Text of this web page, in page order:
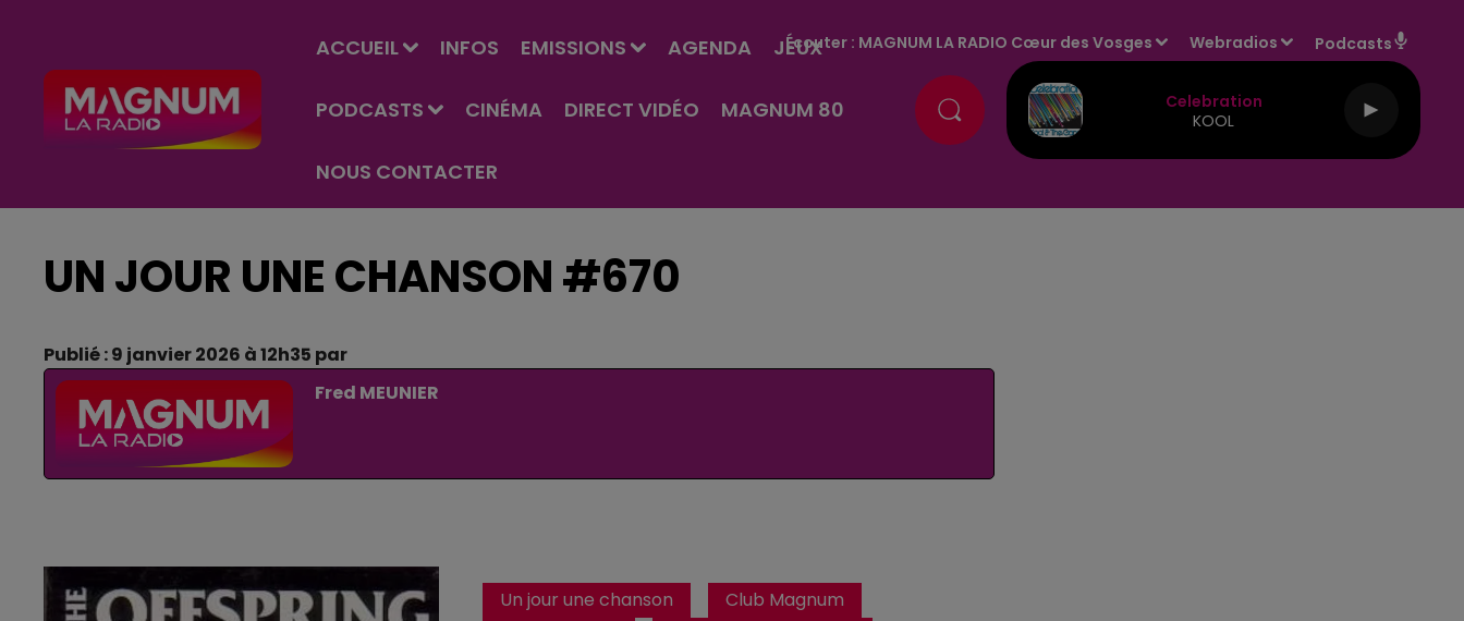
ACCUEIL INFOS EMISSIONS AGENDA JEUX
PODCASTS CINÉMA DIRECT VIDÉO MAGNUM 80
NOUS CONTACTER
Écouter : MAGNUM LA RADIO Cœur des Vosges Webradios Podcasts
Celebration
KOOL
UN JOUR UNE CHANSON #670
Publié : 9 janvier 2026 à 12h35 par
Fred MEUNIER
Un jour une chanson
Club Magnum